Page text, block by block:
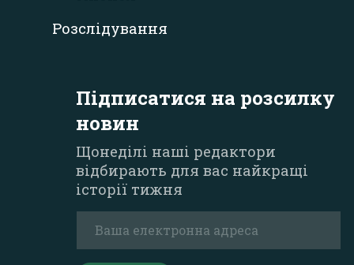
Розслідування
Підписатися на розсилку
новин
Щонеділі наші редактори
відбирають для вас найкращі
історії тижня